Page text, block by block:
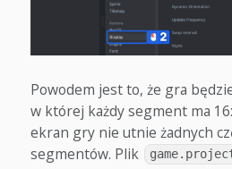
Powodem jest to, że gra
w której każdy segment ma
ekran gry nie utnie żadnych
segmentów. Plik